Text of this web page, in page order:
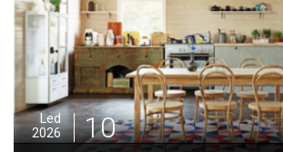
Pro
2025
05